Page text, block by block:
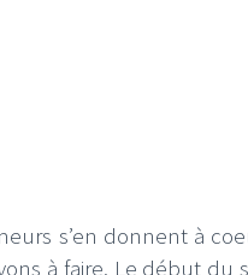
s’en donnent à
à faire. Le début du